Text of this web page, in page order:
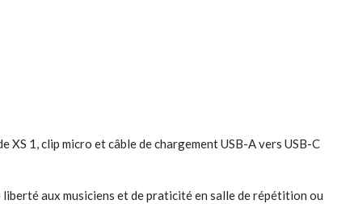
1, clip micro et câble de chargement USB-A vers USB-C
aux musiciens et de praticité en salle de répétition ou